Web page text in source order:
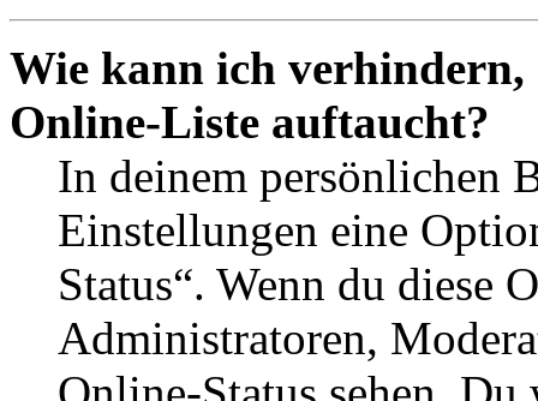
Wie kann ich verhindern,
Online-Liste auftaucht?
In deinem persönlichen
Einstellungen eine
Status“. Wenn du diese
Administratoren,